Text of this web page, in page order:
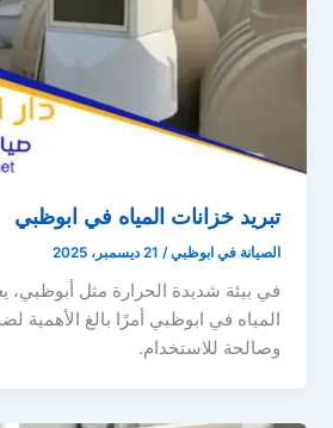
تبريد خزانات المياه في ابوظبي
الصيانة في ابوظبي/ 21 ديسمبر، 2025
في بيئة شديدة الحرارة مثل أبوظبي،
المياه في ابوظبي أمرًا بالغ الأهمية
وصالحة للاستخدام.